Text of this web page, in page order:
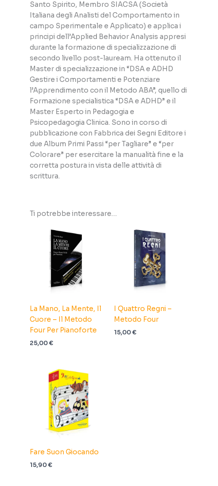
Santo Spirito, Membro SIACSA (Società
Italiana degli Analisti del Comportamento in
campo Sperimentale e Applicato) e applica i
principi dell’Applied Behavior Analysis appresi
durante la formazione di specializzazione di
secondo livello post-lauream. Ha ottenuto il
Master di specializzazione in “DSA e ADHD
Gestire i Comportamenti e Potenziare
l’Apprendimento con il Metodo ABA”, quello di
Formazione specialistica “DSA e ADHD” e il
Master Esperto in Pedagogia e
Psicopedagogia Clinica. Sono in corso di
pubblicazione con Fabbrica dei Segni Editore i
due Album Primi Passi “per Tagliare” e “per
Colorare” per esercitare la manualità fine e la
corretta postura in vista delle attività di
scrittura.
Ti potrebbe interessare…
La Mano, La Mente, Il
Cuore – Il Metodo
Four Per Pianoforte
25,00€
I Quattro Regni –
Metodo Four
15,00€
Fare Suon Giocando
15,90€